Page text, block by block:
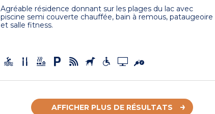
Agréable résidence donnant sur les plages du lac avec
piscine semi couverte chauffée, bain à remous, pataugeoire
et salle fitness.
AFFICHER PLUS DE RÉSULTATS